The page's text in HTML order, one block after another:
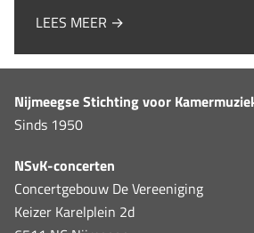
LEES MEER →
Nijmeegse Stichting voor
Sinds 1950
NSvK-concerten
Concertgebouw De Vereeniging
Keizer Karelplein 2d